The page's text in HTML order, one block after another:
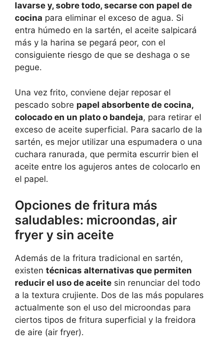
lavarse y, sobre todo, secarse con papel de
cocina para eliminar el exceso de agua. Si
entra húmedo en la sartén, el aceite salpicará
más y la harina se pegará peor, con el
consiguiente riesgo de que se deshaga o se
pegue.
Una vez frito, conviene dejar reposar el
pescado sobre papel absorbente de cocina,
colocado en un plato o bandeja, para retirar el
exceso de aceite superficial. Para sacarlo de la
sartén, es mejor utilizar una espumadera o una
cuchara ranurada, que permita escurrir bien el
aceite entre los agujeros antes de colocarlo en
el papel.
Opciones de fritura más
saludables: microondas, air
fryer y sin aceite
Además de la fritura tradicional en sartén,
existen técnicas alternativas que permiten
reducir el uso de aceite sin renunciar del todo
a la textura crujiente. Dos de las más populares
actualmente son el uso del microondas para
ciertos tipos de fritura superficial y la freidora
de aire (air fryer).